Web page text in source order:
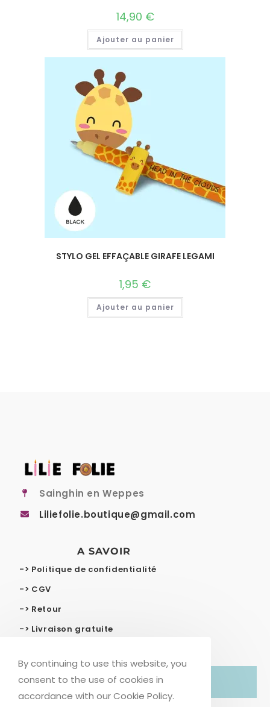
14,90 €
Ajouter au panier
STYLO GEL EFFAÇABLE GIRAFE LEGAMI
1,95 €
Ajouter au panier
Sainghin en Weppes
Liliefolie.boutique@gmail.com
A SAVOIR
-> Politique de confidentialité
-> CGV
-> Retour
-> Livraison gratuite
© COPYRIGHT – LILIE FOLIE
By continuing to use this website, you
consent to the use of cookies in
accordance with our Cookie Policy.